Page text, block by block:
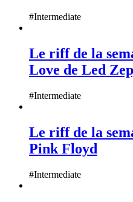
#Intermediate
Le riff de la
Love de Led
#Intermediate
Le riff de la
Pink Floyd
#Intermediate